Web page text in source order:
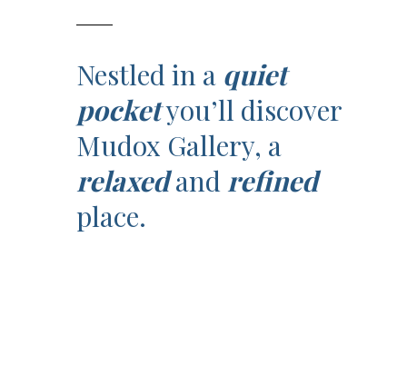
Nestled in a quiet
pocketyou’ll discover
Mudox Gallery, a
relaxed andrefined
place.